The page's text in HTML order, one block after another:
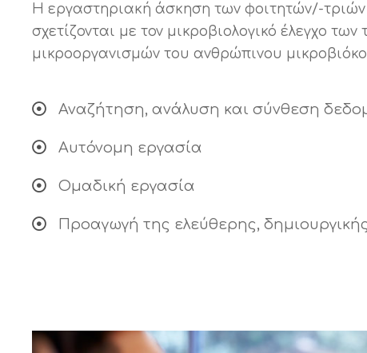
Η εργαστηριακή άσκηση των φοιτητών/-
σχετίζονται με τον μικροβιολογικό έλεγχο
μικροοργανισμών του ανθρώπινου
Αναζήτηση, ανάλυση και σύνθεση
Αυτόνομη εργασία
Ομαδική εργασία
Προαγωγή της ελεύθερης,